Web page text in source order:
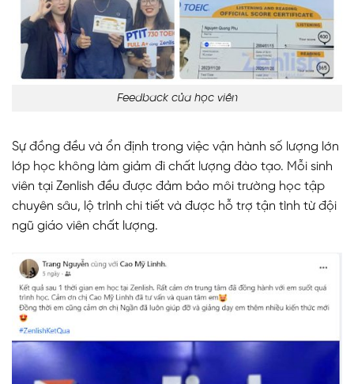
Feedback của học viên
Sự đồng đều và ổn định trong việc vận hành số lượng lớn
lớp học không làm giảm đi chất lượng đào tạo. Mỗi sinh
viên tại Zenlish đều được đảm bảo môi trường học tập
chuyên sâu, lộ trình chi tiết và được hỗ trợ tận tình từ đội
ngũ giáo viên chất lượng.